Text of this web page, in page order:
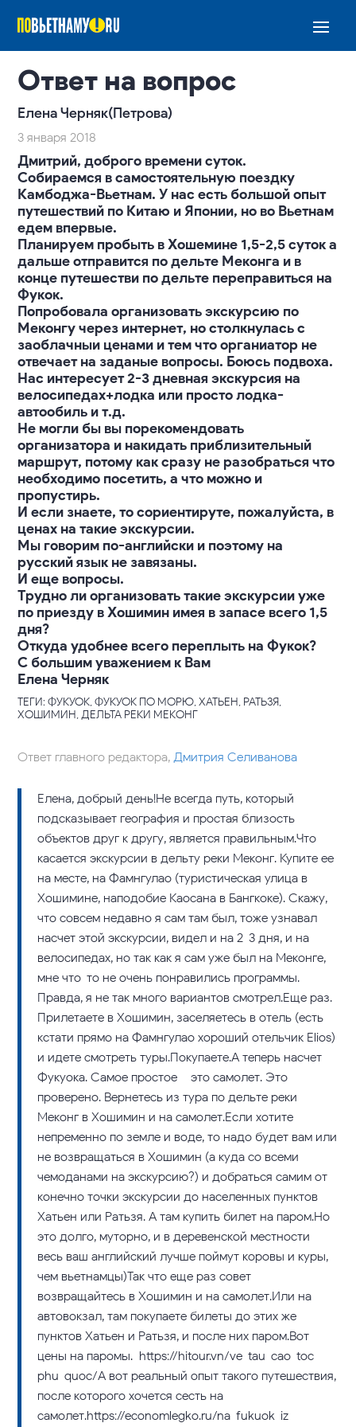
Ответ на вопрос
Елена Черняк(Петрова)
3 января 2018
Дмитрий, доброго времени суток.
Собираемся в самостоятельную поездку
Камбоджа-Вьетнам. У нас есть большой опыт
путешествий по Китаю и Японии, но во Вьетнам
едем впервые.
Планируем пробыть в Хошемине 1,5-2,5 суток а
дальше отправится по дельте Меконга и в
конце путешестви по дельте переправиться на
Фукок.
Попробовала организовать экскурсию по
Меконгу через интернет, но столкнулась с
заоблачныи ценами и тем что органиатор не
отвечает на заданые вопросы. Боюсь подвоха.
Нас интересует 2-3 дневная экскурсия на
велосипедах+лодка или просто лодка-
автообиль и т.д.
Не могли бы вы порекомендовать
организатора и накидать приблизительный
маршрут, потому как сразу не разобраться что
необходимо посетить, а что можно и
пропустирь.
И если знаете, то сориентируте, пожалуйста, в
ценах на такие экскурсии.
Мы говорим по-английски и поэтому на
русский язык не завязаны.
И еще вопросы.
Трудно ли организовать такие экскурсии уже
по приезду в Хошимин имея в запасе всего 1,5
дня?
Откуда удобнее всего переплыть на Фукок?
С большим уважением к Вам
Елена Черняк
ТЕГИ: ФУКУОК, ФУКУОК ПО МОРЮ, ХАТЬЕН, РАТЬЗЯ,
ХОШИМИН, ДЕЛЬТА РЕКИ МЕКОНГ
Ответ главного редактора,Дмитрия Селиванова
Елена, добрый день!Не всегда путь, который
подсказывает география и простая близость
объектов друг к другу, является правильным.Что
касается экскурсии в дельту реки Меконг. Купите ее
на месте, на Фамнгулао (туристическая улица в
Хошимине, наподобие Каосана в Бангкоке). Скажу,
что совсем недавно я сам там был, тоже узнавал
насчет этой экскурсии, видел и на 2-3 дня, и на
велосипедах, но так как я сам уже был на Меконге,
мне что-то не очень понравились программы.
Правда, я не так много вариантов смотрел.Еще раз.
Прилетаете в Хошимин, заселяетесь в отель (есть
кстати прямо на Фамнгулао хороший отельчик Elios)
и идете смотреть туры.Покупаете.А теперь насчет
Фукуока. Самое простое – это самолет. Это
проверено. Вернетесь из тура по дельте реки
Меконг в Хошимин и на самолет.Если хотите
непременно по земле и воде, то надо будет вам или
не возвращаться в Хошимин (а куда со всеми
чемоданами на экскурсию?) и добраться самим от
конечно точки экскурсии до населенных пунктов
Хатьен или Ратьзя. А там купить билет на паром.Но
это долго, муторно, и в деревенской местности
весь ваш английский лучше поймут коровы и куры,
чем вьетнамцы)Так что еще раз совет –
возвращайтесь в Хошимин и на самолет.Или на
автовокзал, там покупаете билеты до этих же
пунктов Хатьен и Ратьзя, и после них паром.Вот
цены на паромы. https://hitour.vn/ve-tau-cao-toc-
phu-quoc/А вот реальный опыт такого путешествия,
после которого хочется сесть на
самолет.https://economlegko.ru/na-fukuok-iz-